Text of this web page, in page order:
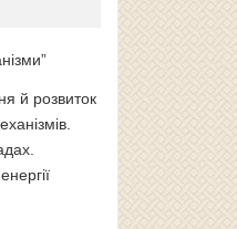
й розвиток